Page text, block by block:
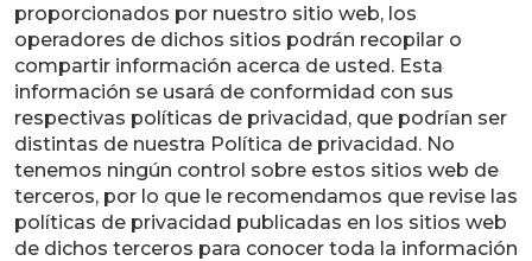
proporcionados por nuestro sitio web, los
operadores de dichos sitios podrán recopilar o
compartir información acerca de usted. Esta
información se usará de conformidad con sus
respectivas políticas de privacidad, que podrían ser
distintas de nuestra Política de privacidad. No
tenemos ningún control sobre estos sitios web de
terceros, por lo que le recomendamos que revise las
políticas de privacidad publicadas en los sitios web
de dichos terceros para conocer toda la información